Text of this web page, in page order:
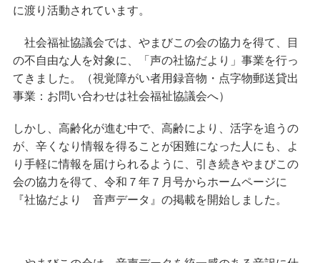
に渡り活動されています。
社会福祉協議会では、やまびこの会の協力を得て、目
の不自由な人を対象に、「声の社協だより」事業を行っ
てきました。
（視覚障がい者用録音物・点字物郵送貸出
事業：お問い合わせは社会福祉協議会へ）
しかし、高齢化が進む中で、高齢により、活字を追うの
が、辛くなり情報を得ることが困難になった人にも、よ
り手軽に情報を届けられるように、引き続きやまびこの
会の協力を得て、令和７年７月号からホームページに
『社協だより 音声データ』の掲載を開始しました。